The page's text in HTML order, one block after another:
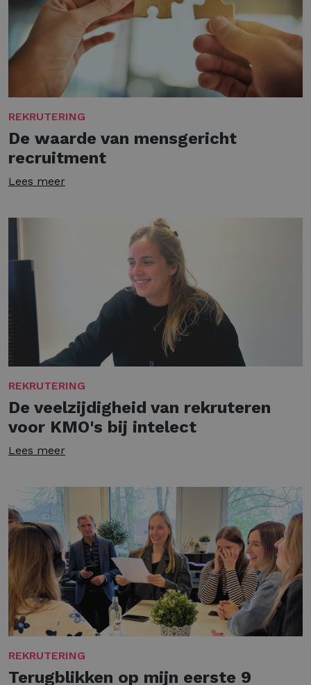
REKRUTERING
De waarde van mensgericht
recruitment
Lees meer
REKRUTERING
De veelzijdigheid van rekruteren
voor KMO's bij intelect
Lees meer
REKRUTERING
Terugblikken op mijn eerste 9